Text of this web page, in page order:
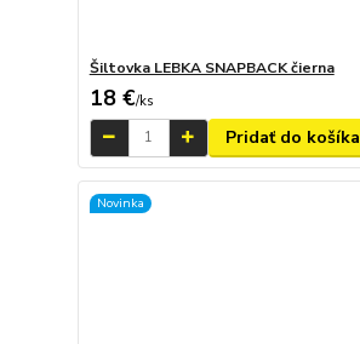
Šiltovka LEBKA SNAPBACK čierna
18 €/ks
Pridať do košíka
Novinka